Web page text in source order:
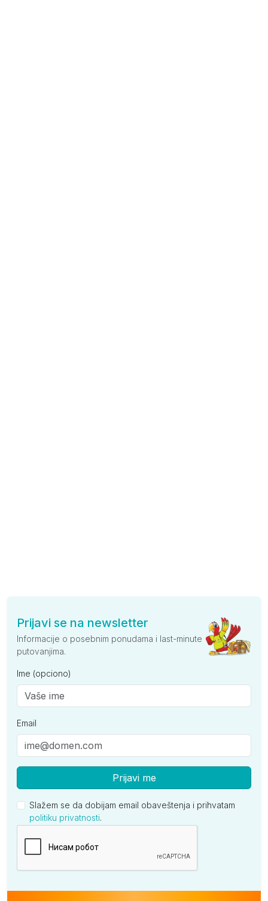
Prijavi se na newsletter
Informacije o posebnim ponudama i last-minute
putovanjima.
Ime (opciono)
Email
Prijavi me
Slažem se da dobijam email obaveštenja i prihvatam
politiku privatnosti.